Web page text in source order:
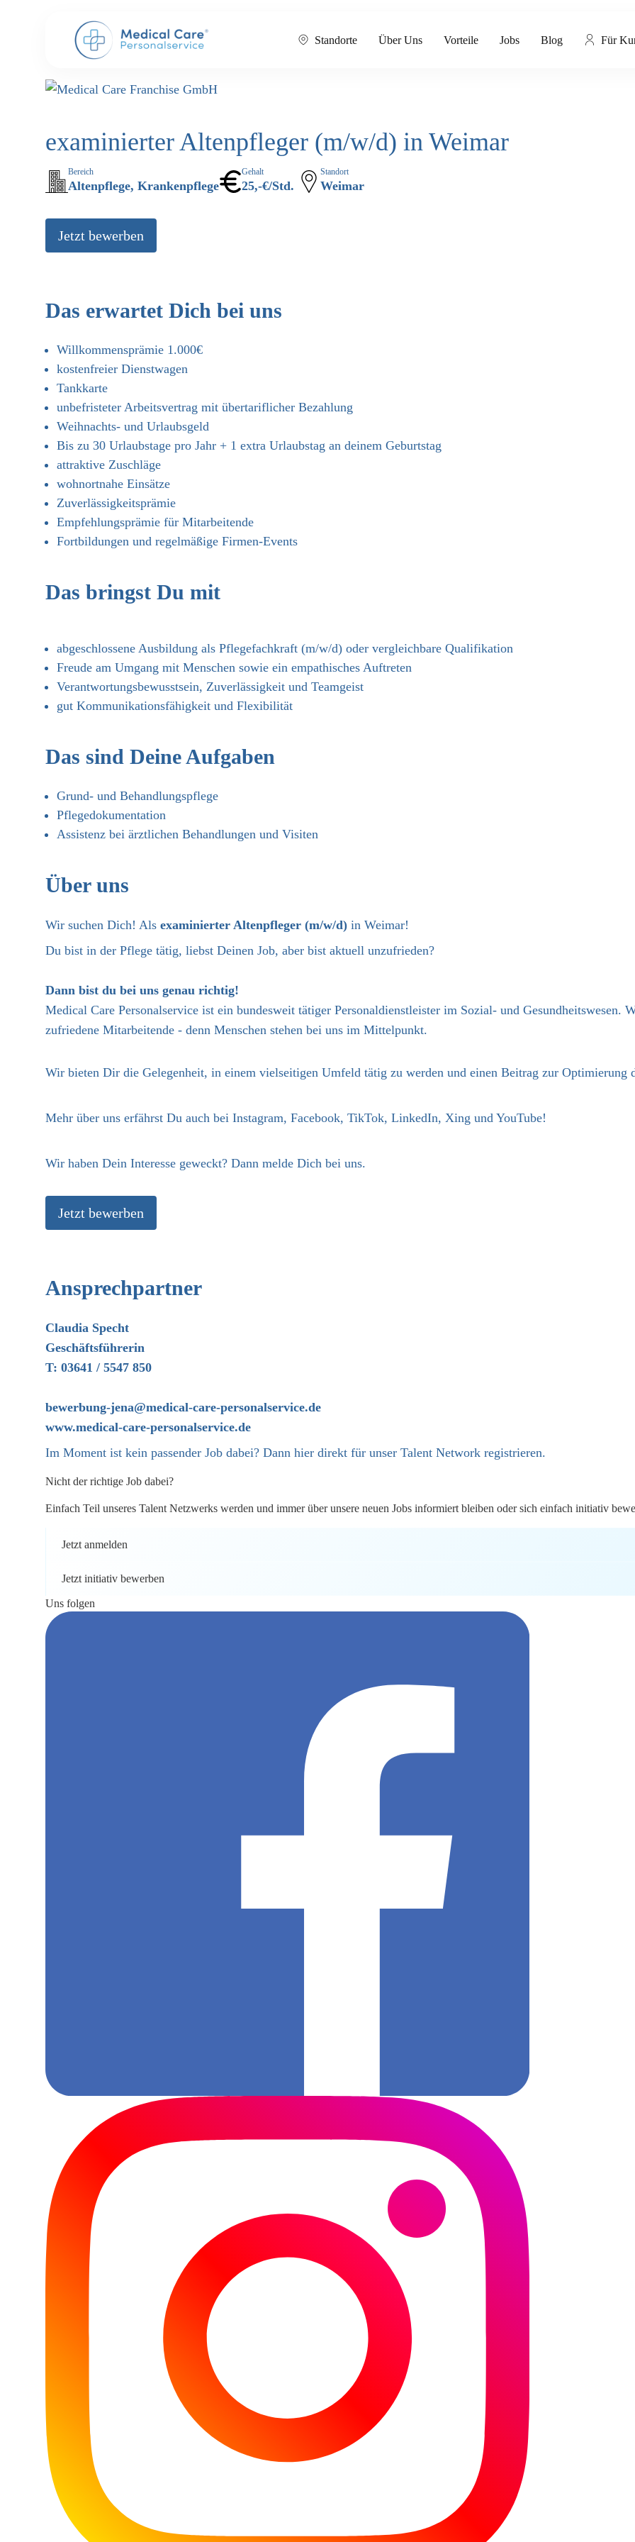
Standorte Über Uns Vorteile Jobs Blog Für
examinierter Altenpfleger (m/w/d) in Weimar
Bereich
Altenpflege, Krankenpflege
Gehalt
25,-€/Std.
Standort
Weimar
Jetzt bewerben
Über uns
Wir suchen Dich! Als examinierter Altenpfleger (m/w/d) in Weimar!
Du bist in der Pflege tätig, liebst Deinen Job, aber bist aktuell unzufrieden?
Dann bist du bei uns genau richtig!
Medical Care Personalservice ist ein bundesweit tätiger Personaldienstleister im Sozial- und Gesundheitswesen.
zufriedene Mitarbeitende - denn Menschen stehen bei uns im Mittelpunkt.
Das erwartet Dich bei uns
Willkommensprämie 1.000€
kostenfreier Dienstwagen
Tankkarte
unbefristeter Arbeitsvertrag mit übertariflicher Bezahlung
Weihnachts- und Urlaubsgeld
Bis zu 30 Urlaubstage pro Jahr + 1 extra Urlaubstag an deinem Geburtstag
attraktive Zuschläge
​wohnortnahe Einsätze
Zuverlässigkeitsprämie
Empfehlungsprämie für Mitarbeitende
Fortbildungen und regelmäßige Firmen-Events
Das bringst Du mit
abgeschlossene Ausbildung als Pflegefachkraft (m/w/d) oder vergleichbare Qualifikation
Freude am Umgang mit Menschen sowie ein empathisches Auftreten
Verantwortungsbewusstsein, Zuverlässigkeit und Teamgeist
gut Kommunikationsfähigkeit und Flexibilität
Das sind Deine Aufgaben
Grund- und Behandlungspflege
Pflegedokumentation
Assistenz bei ärztlichen Behandlungen und Visiten
Wir bieten Dir die Gelegenheit, in einem vielseitigen Umfeld tätig zu werden und einen Beitrag zur Optimierung
Mehr über uns erfährst Du auch bei Instagram, Facebook, TikTok, LinkedIn, Xing und YouTube!
Wir haben Dein Interesse geweckt? Dann melde Dich bei uns.
Jetzt bewerben
Ansprechpartner
Claudia Specht
Geschäftsführerin
T: 03641 / 5547 850
bewerbung-jena@medical-care-personalservice.de
www.medical-care-personalservice.de
Im Moment ist kein passender Job dabei? Dann hier direkt für unser Talent Network registrieren.
Nicht der richtige Job dabei?
Einfach Teil unseres Talent Netzwerks werden und immer über unsere neuen Jobs informiert bleiben oder sich einfach initiativ
Jetzt anmelden
Jetzt initiativ bewerben
Uns folgen